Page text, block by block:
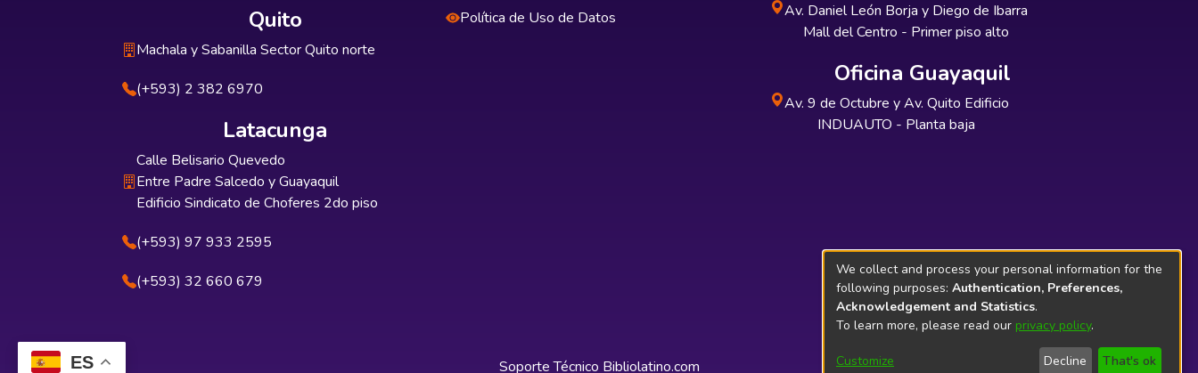
ES
Quito
Machala y Sabanilla Sector Quito norte
(+593) 2 382 6970
Latacunga
Calle Belisario Quevedo
Entre Padre Salcedo y Guayaquil
Edificio Sindicato de Choferes 2do piso
(+593) 97 933 2595
(+593) 32 660 679
Política de Uso de Datos
Av. Daniel León Borja y Diego de Ibarra
Mall del Centro - Primer piso alto
Oficina Guayaquil
Av. 9 de Octubre y Av. Quito Edificio
INDUAUTO - Planta baja
Soporte Técnico Bibliolatino.com
We collect and process your personal information for the
following purposes: Authentication, Preferences,
Acknowledgement and Statistics.
To learn more, please read our privacy policy.
Customize Decline That's ok